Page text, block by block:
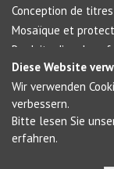
Conception de
Mosaïque et
Produits d’analyse
Social Networks
Diese Website
Wir verwenden
verbessern.
Bitte lesen Sie
erfahren.